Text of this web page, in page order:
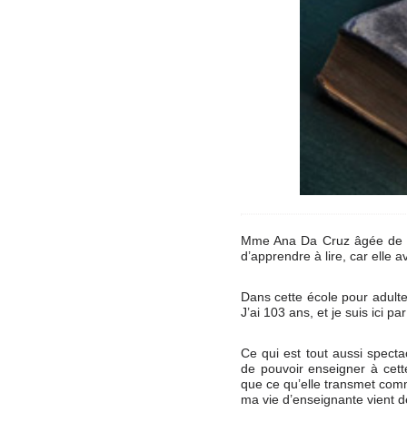
Mme Ana Da Cruz âgée
d’apprendre à lire, car elle
Dans cette école pour
J’ai 103 ans, et je suis ici
Ce qui est tout aussi
de pouvoir enseigner à
que ce qu’elle transmet
ma vie d’enseignante vient